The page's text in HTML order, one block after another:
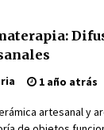
o
atrás
1 año atrás
artesanal y